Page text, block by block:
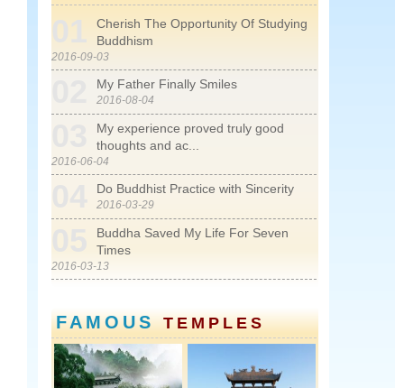
01
Cherish The Opportunity Of Studying
Buddhism
2016-09-03
My Father Finally Smiles
2016-08-04
My experience proved truly good
thoughts and ac...
2016-06-04
Do Buddhist Practice with Sincerity
2016-03-29
Buddha Saved My Life For Seven
Times
2016-03-13
FAMOUSTEMPLES